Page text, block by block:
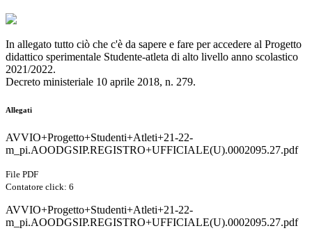
In allegato tutto ciò che c'è da sapere e fare per accedere al Progetto
didattico sperimentale Studente-atleta di alto livello anno scolastico
2021/2022.
Decreto ministeriale 10 aprile 2018, n. 279.
Allegati
AVVIO+Progetto+Studenti+Atleti+21-22-
m_pi.AOODGSIP.REGISTRO+UFFICIALE(U).0002095.27.pdf
File PDF
Contatore click: 6
AVVIO+Progetto+Studenti+Atleti+21-22-
m_pi.AOODGSIP.REGISTRO+UFFICIALE(U).0002095.27.pdf